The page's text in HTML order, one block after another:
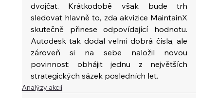
dvojčat. Krátkodobě však bude trh
sledovat hlavně to, zda akvizice MaintainX
skutečně přinese odpovídající hodnotu.
Autodesk tak dodal velmi dobrá čísla, ale
zároveň si na sebe naložil novou
povinnost: obhájit jednu z největších
strategických sázek posledních let.
Analýzy akcií